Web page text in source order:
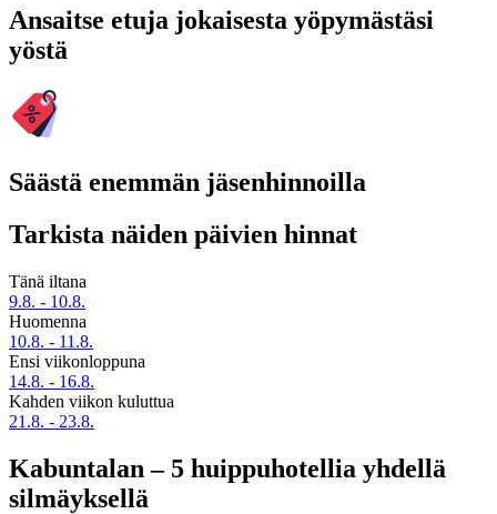
Ansaitse etuja jokaisesta yöpymästäsi
yöstä
Säästä enemmän jäsenhinnoilla
Tarkista näiden päivien hinnat
Tänä iltana
9.8. - 10.8.
Huomenna
10.8. - 11.8.
Ensi viikonloppuna
14.8. - 16.8.
Kahden viikon kuluttua
21.8. - 23.8.
Kabuntalan – 5 huippuhotellia yhdellä
silmäyksellä